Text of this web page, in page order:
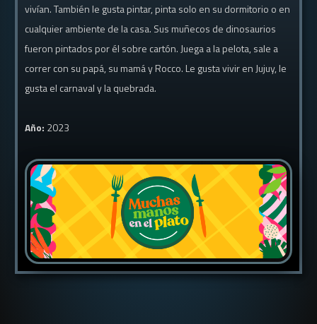
vivían. También le gusta pintar, pinta solo en su dormitorio o en
cualquier ambiente de la casa. Sus muñecos de dinosaurios
fueron pintados por él sobre cartón. Juega a la pelota, sale a
correr con su papá, su mamá y Rocco. Le gusta vivir en Jujuy, le
gusta el carnaval y la quebrada.
Año: 2023